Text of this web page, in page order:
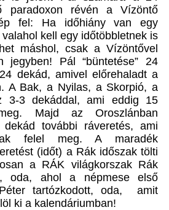
paradoxon révén a Vízöntő
fel: Ha időhiány van egy
kell egy időtöbbletnek is
máshol, csak a Vízöntővel
jegyben! Pál “büntetése” 24
dekád, amivel előrehaladt a
A Bak, a Nyilas, a Skorpió, a
3-3 dekáddal, ami eddig 15
Majd az Oroszlánban
dekád további ráveretés, ami
felel meg. A maradék
(időt) a Rák időszak tölti
a RÁK világkorszak Rák
oda, ahol a népmese első
tartózkodott, oda, amit
ki a kalendáriumban!